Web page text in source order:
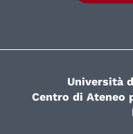
Università
Centro di Ateneo